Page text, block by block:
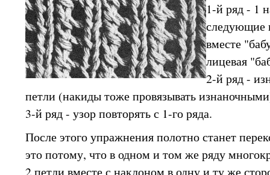
1-й ряд - 1
следующие
вместе
лицевая
2-й ряд -
петли (накиды тоже провязывать
3-й ряд - узор повторять с 1-го ряда.
После этого упражнения полотно станет
это потому, что в одном и том же ряду
2 петли вместе с наклоном в одну и ту же